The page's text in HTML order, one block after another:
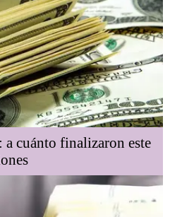
cuánto finalizaron este